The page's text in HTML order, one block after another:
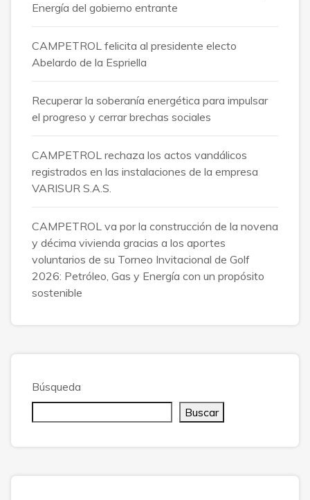
Energía del gobierno entrante
CAMPETROL felicita al presidente electo
Abelardo de la Espriella
Recuperar la soberanía energética para impulsar
el progreso y cerrar brechas sociales
CAMPETROL rechaza los actos vandálicos
registrados en las instalaciones de la empresa
VARISUR S.A.S.
CAMPETROL va por la construcción de la novena
y décima vivienda gracias a los aportes
voluntarios de su Torneo Invitacional de Golf
2026: Petróleo, Gas y Energía con un propósito
sostenible
Búsqueda
Buscar